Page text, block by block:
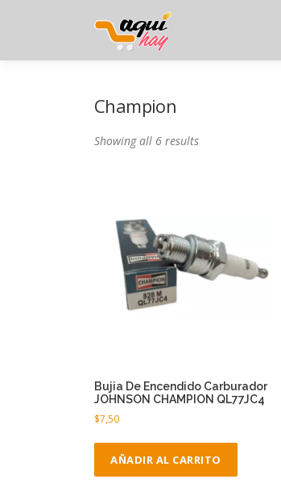
Champion
Showing all 6 results
Bujia De Encendido Carburador
JOHNSON CHAMPION QL77JC4
$7,50
AÑADIR AL CARRITO